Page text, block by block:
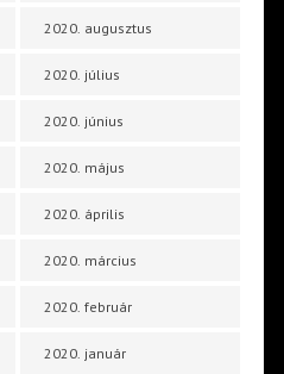
2020. augusztus
2020. július
2020. június
2020. május
2020. április
2020. március
2020. február
2020. január